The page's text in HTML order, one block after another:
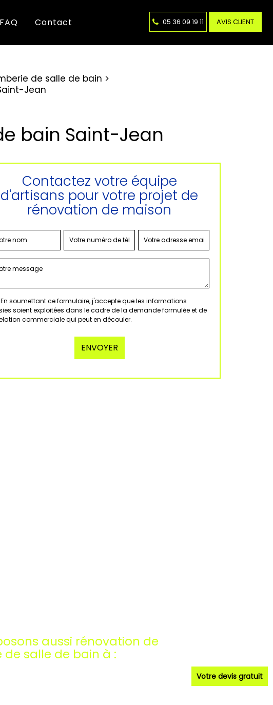
Contact 05 36 09 19 11 AVIS CLIENT
de salle de bain
Jean
bain Saint-Jean
Contactez votre équipe
d'artisans pour votre projet de
rénovation de maison
En soumettant ce formulaire, j'accepte que les informations
soient exploitées dans le cadre de la demande formulée et de
commerciale qui peut en découler.
aussi rénovation de
salle de bain à :
Votre devis gratuit